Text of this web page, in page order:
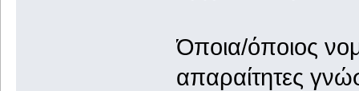
Όποια/όποιος
απαραίτητες